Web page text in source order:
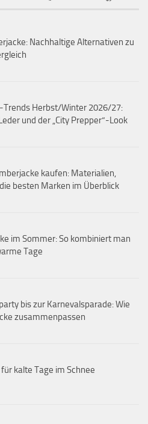
Nachhaltige Alternativen zu
Trends Herbst/Winter 2026/27:
und der „City Prepper“-Look
kaufen: Materialien,
besten Marken im Überblick
im Sommer: So kombiniert man
Tage
bis zur Karnevalsparade: Wie
zusammenpassen
kalte Tage im Schnee